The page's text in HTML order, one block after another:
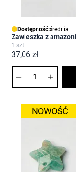
Dostępność:średnia
Zawieszka z
1 szt.
37,06 zł
NOWOŚĆ